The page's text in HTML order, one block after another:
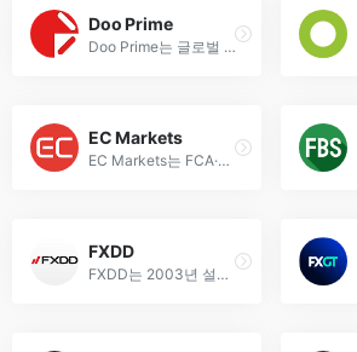
Doo Prime
Doo Prime는 글로벌 온라인 트레이딩 서비스 제공업체로, FX, 주식, 선물 등 다양한 금융 상품을 제공합니다.
EC Markets
EC Markets는 FCA·FSA 규제 외환 브로커로, 0.0핍 스프레드, 초고속 주문 실행 및 다양한 금융 상품을 제공합니다.
FXDD
FXDD는 2003년 설립된 글로벌 외환 브로커로, MT4 플랫폼에서 다양한 통화쌍 및 금융 상품 거래 서비스를 제공합니다.